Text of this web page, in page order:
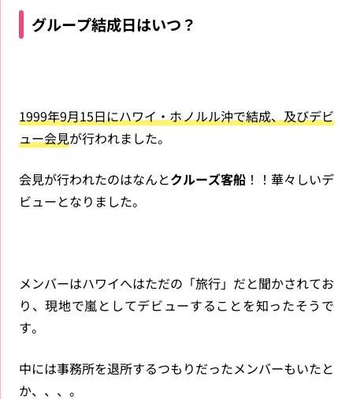
グループ結成日はいつ？
1999年9月15日にハワイ・ホノルル沖で結成、及びデビ
ュー会見が行われました。
会見が行われたのはなんとクルーズ客船 ！！華々しいデ
ビューとなりました。
メンバーはハワイへはただの「旅行」だと聞かされてお
り、現地で嵐としてデビューすることを知ったそうで
す。
中には事務所を退所するつもりだったメンバーもいたと
か、、、。